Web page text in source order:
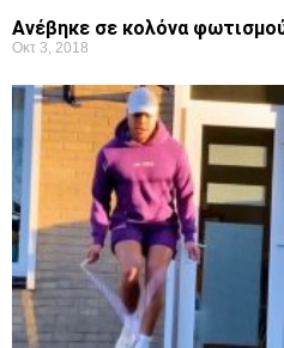
Ανέβηκε σε κολόνα
Οκτ 3, 2018